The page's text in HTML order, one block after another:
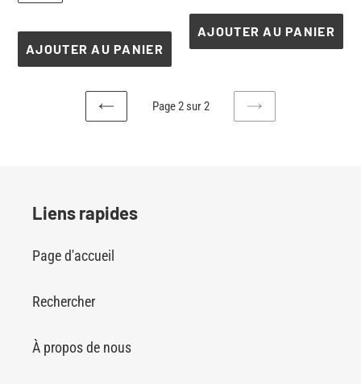
n
:
AJOUTER AU PANIER
AJOUTER AU PANIER
PAGE
Page 2 sur 2
PAGE
Liens rapides
Page d'accueil
Rechercher
À propos de nous